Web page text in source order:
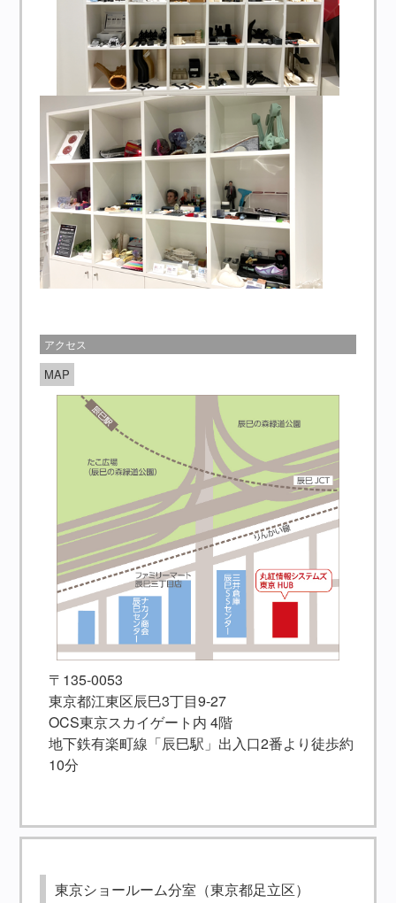
アクセス
MAP
〒135-0053
東京都江東区辰巳3丁目9-27
OCS東京スカイゲート内 4階
地下鉄有楽町線「辰巳駅」出入口2番より徒歩約
10分
東京ショールーム分室（東京都足立区）